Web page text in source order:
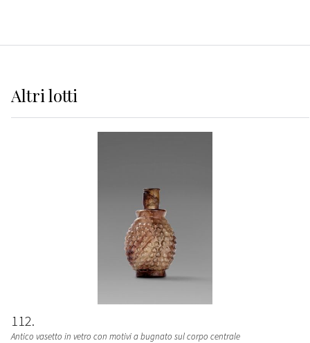
Altrilotti
112
Antico vasetto in vetro con motivi a bugnato sul corpo centrale